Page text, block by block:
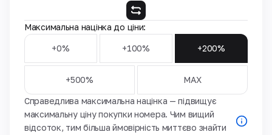
Максимальна націнка до ціни:
+0% +100% +200%
+500% MAX
Справедлива максимальна націнка — підвищує
максимальну ціну покупки номера. Чим вищий
відсоток, тим більша ймовірність миттєво знайти